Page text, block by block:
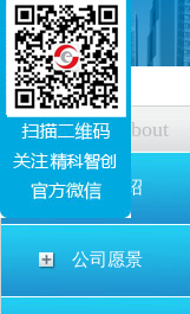
关于我们 About
公司介绍
公司愿景